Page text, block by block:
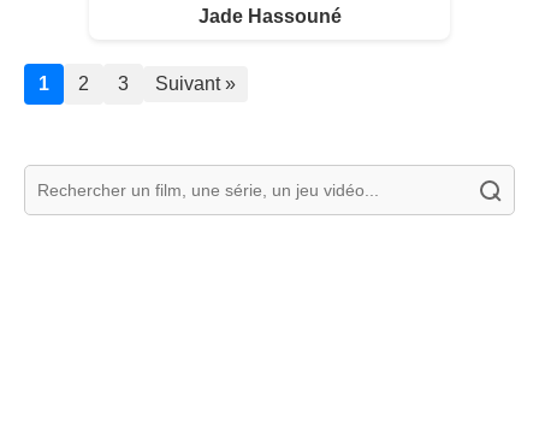
Jade Hassouné
1 2 3 Suivant »